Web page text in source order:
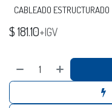
CABLEADO ESTRUCTURADO
$181.10+IGV